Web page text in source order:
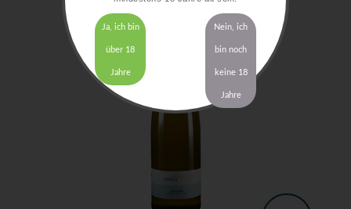
Ja, ich bin
über 18
Jahre
Nein, ich
bin noch
keine 18
Jahre